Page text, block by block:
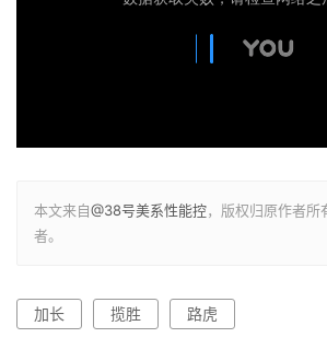
本文来自@38号美系性能控，版权归原作者所
者。
加长 揽胜 路虎